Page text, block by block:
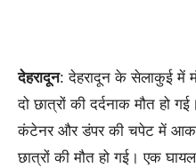
देहरादून: देहरादून के सेलाकुई में
दो छात्रों की दर्दनाक मौत हो
कंटेनर और डंपर की चपेट में
छात्रों की मौत हो गई। एक